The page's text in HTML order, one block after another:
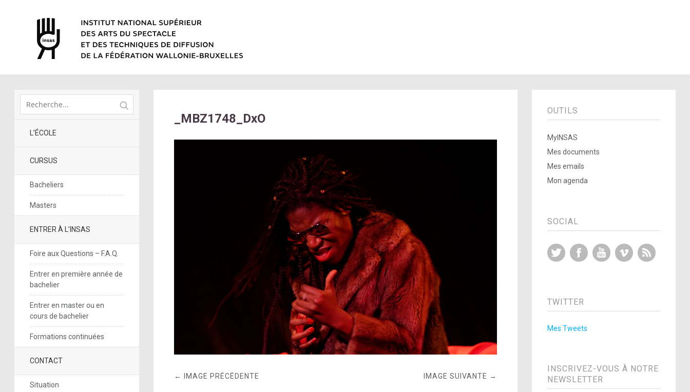
L’ÉCOLE
CURSUS
Bacheliers
Masters
ENTRER À L’INSAS
Foire aux Questions – F.A.Q.
Entrer en première année de
bachelier
Entrer en master ou en
cours de bachelier
Formations continuées
CONTACT
Situation
_MBZ1748_DxO
← IMAGE PRÉCÉDENTE IMAGE SUIVANTE →
OUTILS
MyINSAS
Mes documents
Mes emails
Mon agenda
SOCIAL
Twitter FacebookYouTubeVimeo
TWITTER
Mes Tweets
INSCRIVEZ-VOUS À NOTRE
NEWSLETTER